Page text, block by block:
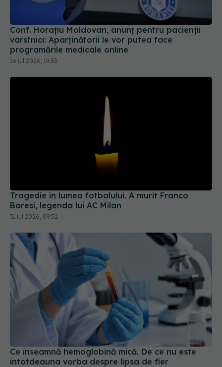
Conf. Horațiu Moldovan, anunț pentru pacienții
vârstnici: Aparținătorii le vor putea face
programările medicale online
16 iul 2026, 19:55
Tragedie în lumea fotbalului. A murit Franco
Baresi, legenda lui AC Milan
31 iul 2026, 09:52
Ce înseamnă hemoglobină mică. De ce nu este
întotdeauna vorba despre lipsa de fier